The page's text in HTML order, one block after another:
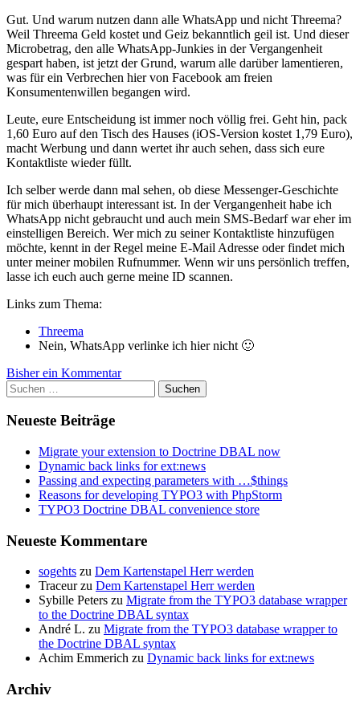
Gut. Und warum nutzen dann alle WhatsApp und nicht Threema?
Weil Threema Geld kostet und Geiz bekanntlich geil ist. Und dieser
Microbetrag, den alle WhatsApp-Junkies in der Vergangenheit
gespart haben, ist jetzt der Grund, warum alle darüber lamentieren,
was für ein Verbrechen hier von Facebook am freien
Konsumentenwillen begangen wird.
Leute, eure Entscheidung ist immer noch völlig frei. Geht hin, pack
1,60 Euro auf den Tisch des Hauses (iOS-Version kostet 1,79 Euro),
macht Werbung und dann wertet ihr auch sehen, dass sich eure
Kontaktliste wieder füllt.
Ich selber werde dann mal sehen, ob diese Messenger-Geschichte
für mich überhaupt interessant ist. In der Vergangenheit habe ich
WhatsApp nicht gebraucht und auch mein SMS-Bedarf war eher im
einstelligen Bereich. Wer mich zu seiner Kontaktliste hinzufügen
möchte, kennt in der Regel meine E-Mail Adresse oder findet mich
unter meiner mobilen Rufnummer. Wenn wir uns persönlich treffen,
lasse ich euch auch gerne meine ID scannen.
Links zum Thema:
Threema
Nein, WhatsApp verlinke ich hier nicht 🙂
Bisher ein Kommentar
Suchen
nach:
Neueste Beiträge
Migrate your extension to Doctrine DBAL now
Dynamic back links for ext:news
Passing and expecting parameters with …$things
Reasons for developing TYPO3 with PhpStorm
TYPO3 Doctrine DBAL convenience store
Neueste Kommentare
sogehts zu Dem Kartenstapel Herr werden
Traceurzu Dem Kartenstapel Herr werden
Sybille Peters zu Migrate from the TYPO3 database wrapper
to the Doctrine DBAL syntax
André L. zu Migrate from the TYPO3 database wrapper to
the Doctrine DBAL syntax
Achim Emmerich zu Dynamic back links for ext:news
Archiv